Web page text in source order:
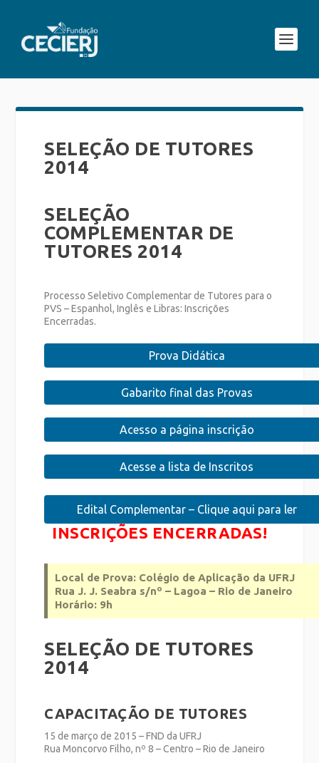
SELEÇÃO DE TUTORES
2014
SELEÇÃO
COMPLEMENTAR DE
TUTORES 2014
Processo Seletivo Complementar de Tutores para o
PVS – Espanhol, Inglês e Libras: Inscrições
Encerradas.
Prova Didática
Gabarito final das Provas
Acesso a página inscrição
Acesse a lista de Inscritos
Edital Complementar – Clique aqui para ler
INSCRIÇÕES ENCERRADAS!
Local de Prova: Colégio de Aplicação da UFRJ
Rua J. J. Seabra s/nº – Lagoa – Rio de Janeiro
Horário: 9h
SELEÇÃO DE TUTORES
2014
CAPACITAÇÃO DE TUTORES
15 de março de 2015 – FND da UFRJ
Rua Moncorvo Filho, nº 8 – Centro – Rio de Janeiro